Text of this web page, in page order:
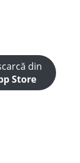
din
Store